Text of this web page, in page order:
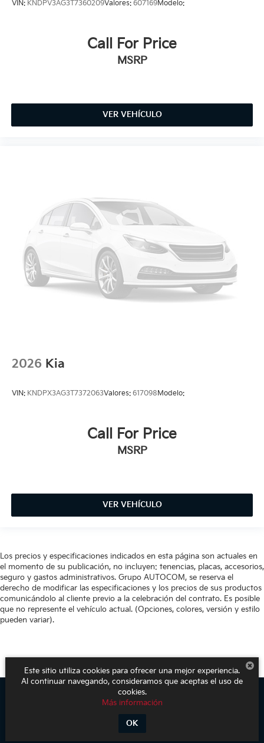
VIN: KNDPV3AG3T7360209Valores: 607169Modelo:
Call For Price
MSRP
VER VEHÍCULO
2026 Kia
VIN: KNDPX3AG3T7372063Valores: 617098 Modelo:
Call For Price
MSRP
VER VEHÍCULO
Los precios y especificaciones indicados en esta página son actuales en
el momento de su publicación, no incluyen: tenencias, placas, accesorios,
seguro y gastos administrativos. Grupo AUTOCOM, se reserva el
derecho de modificar las especificaciones y los precios de sus productos
comunicándolo al cliente previo a la celebración del contrato. Es posible
que no represente el vehículo actual. (Opciones, colores, versión y estilo
pueden variar).
Blvd. Adolfo López Mateos 1816. El Mirador
37500| Ventas:
Este sitio utiliza cookies para ofrecer una mejor experiencia.
Al continuar navegando, consideramos que aceptas el uso de
cookies.
Más información
OK